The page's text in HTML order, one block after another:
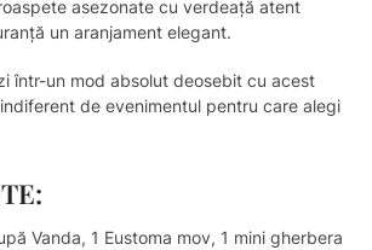
asezonate cu verdeață atent
un aranjament elegant.
într-un mod absolut deosebit cu acest
de evenimentul pentru care alegi
Vanda, 1 Eustoma mov, 1 mini gherbera